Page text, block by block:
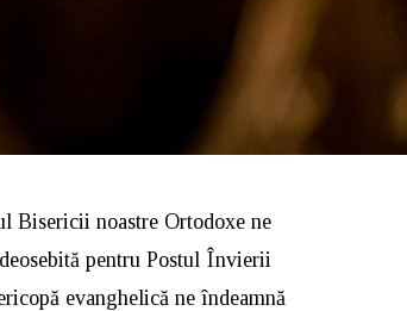
Bisericii noastre Ortodoxe ne
pentru Postul Învierii
evanghelică ne îndeamnă